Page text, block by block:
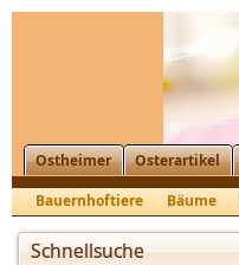
Ostheimer Osterartikel
Bauernhoftiere
Bäume
Schnellsuche